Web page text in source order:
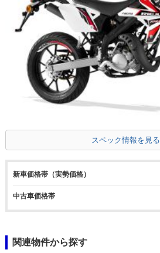
スペック情報を見る
新車価格帯（実勢価格）
中古車価格帯
関連物件から探す